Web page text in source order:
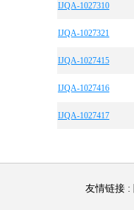
IJQA-1027310
IJQA-1027321
IJQA-1027415
IJQA-1027416
IJQA-1027417
友情链接 :